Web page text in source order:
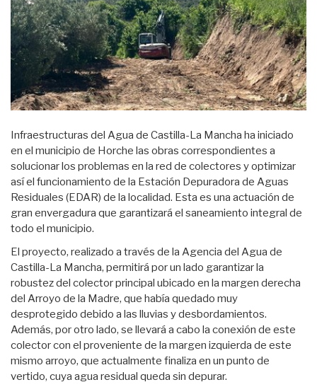
Infraestructuras del Agua de Castilla-La Mancha ha iniciado
en el municipio de Horche las obras correspondientes a
solucionar los problemas en la red de colectores y optimizar
así el funcionamiento de la Estación Depuradora de Aguas
Residuales (EDAR) de la localidad. Esta es una actuación de
gran envergadura que garantizará el saneamiento integral de
todo el municipio.
El proyecto, realizado a través de la Agencia del Agua de
Castilla-La Mancha, permitirá por un lado garantizar la
robustez del colector principal ubicado en la margen derecha
del Arroyo de la Madre, que había quedado muy
desprotegido debido a las lluvias y desbordamientos.
Además, por otro lado, se llevará a cabo la conexión de este
colector con el proveniente de la margen izquierda de este
mismo arroyo, que actualmente finaliza en un punto de
vertido, cuya agua residual queda sin depurar.